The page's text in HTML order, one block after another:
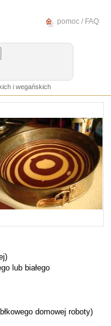
pomoc / FAQ
i wegańskich
lub białego
domowej roboty)